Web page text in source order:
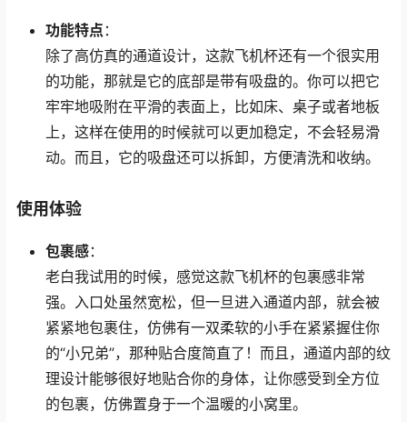
功能特点 ：
除了高仿真的通道设计，这款飞机杯还有一个很实用
的功能，那就是它的底部是带有吸盘的。你可以把它
牢牢地吸附在平滑的表面上，比如床、桌子或者地板
上，这样在使用的时候就可以更加稳定，不会轻易滑
动。而且，它的吸盘还可以拆卸，方便清洗和收纳。
使用体验
包裹感：
老白我试用的时候，感觉这款飞机杯的包裹感非常
强。入口处虽然宽松，但一旦进入通道内部，就会被
紧紧地包裹住，仿佛有一双柔软的小手在紧紧握住你
的“小兄弟”，那种贴合度简直了！而且，通道内部的纹
理设计能够很好地贴合你的身体，让你感受到全方位
的包裹，仿佛置身于一个温暖的小窝里。